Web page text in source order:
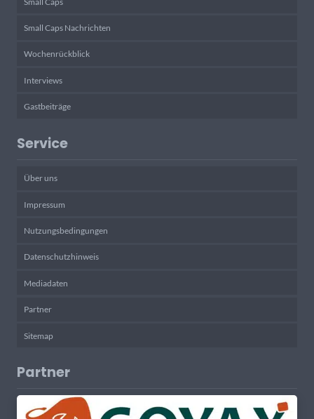
Small Caps Nachrichten
Wochenrückblick
Interviews
Gastbeiträge
Service
Über uns
Impressum
Nutzungsbedingungen
Datenschutzhinweis
Mediadaten
Partner
Sitemap
Partner